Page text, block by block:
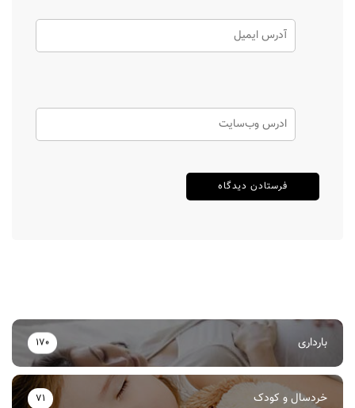
بارداری 170
خردسال و کودک 71